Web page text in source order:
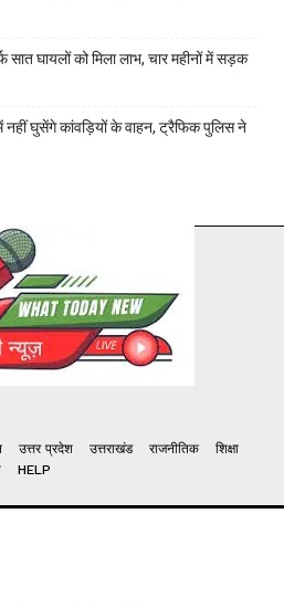
सात घायलों को मिला लाभ, चार महीनों में सड़क
नहीं घुसेंगे कांवड़ियों के वाहन, ट्रैफिक पुलिस ने
उत्तर प्रदेश उत्तराखंड राजनीतिक
शिक्षा
HELP